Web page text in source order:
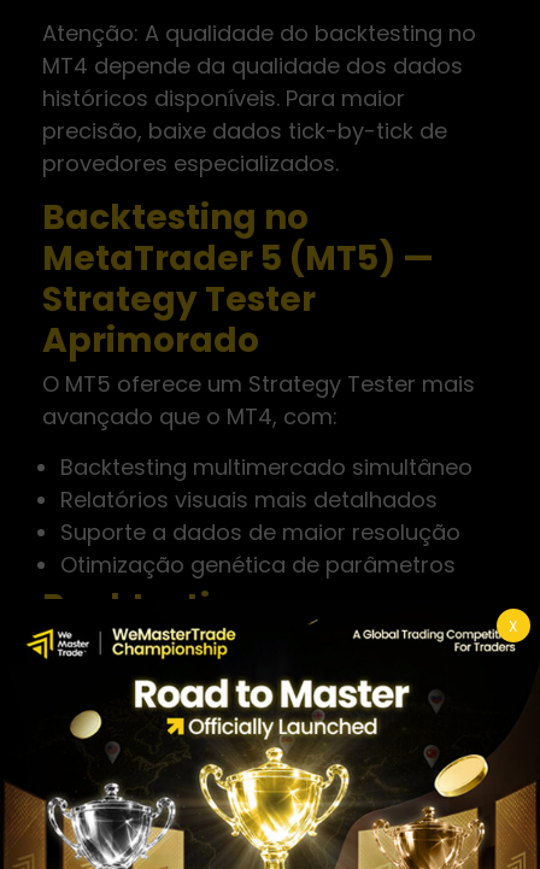
X
Atenção: A qualidade do backtesting no
MT4 depende da qualidade dos dados
históricos disponíveis. Para maior
precisão, baixe dados tick-by-tick de
provedores especializados.
Backtesting no
MetaTrader 5 (MT5) —
Strategy Tester
Aprimorado
O MT5 oferece um Strategy Tester mais
avançado que o MT4, com:
Backtesting multimercado simultâneo
Relatórios visuais mais detalhados
Suporte a dados de maior resolução
Otimização genética de parâmetros
Backtesting no
TradingView — Replay e
Pine Script
O TradingView oferece duas formas de
backtesting:
Bar Replay (Backtesting Manual Visual):